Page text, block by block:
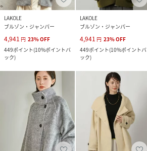
LAKOLE
ブルゾン・ジャンパー
4,941 円 23%OFF
449ポイント(10%ポイントバ
ック)
LAKOLE
ブルゾン・ジャンパー
4,941 円 23%OFF
449ポイント(10%ポイントバ
ック)